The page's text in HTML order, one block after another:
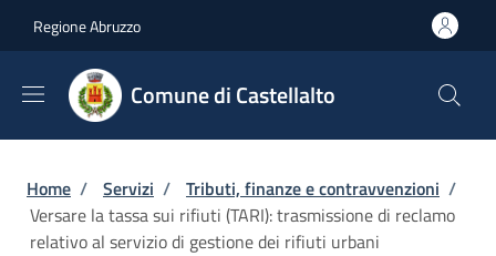
Regione Abruzzo
Comune di Castellalto
Briciole di pane
Home / Servizi / Tributi, finanze e contravvenzioni /
Versare la tassa sui rifiuti (TARI): trasmissione di reclamo
relativo al servizio di gestione dei rifiuti urbani